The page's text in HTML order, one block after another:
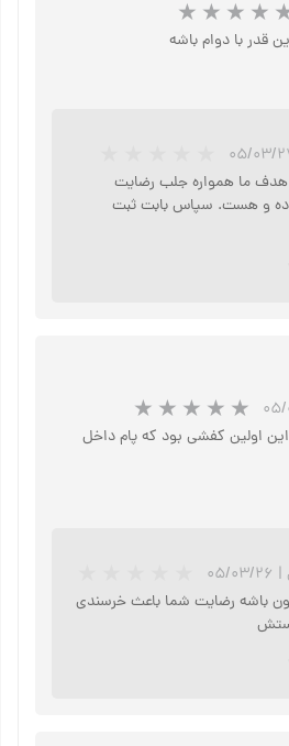
۲۶
اولین کفشی بود که پام داخل
| ۰۵/۰۳/۲۶
باشه رضایت شما باعث خرسندی
قدر با دوام باشه
۰۳/۲۷
هدف ما همواره جلب رضایت
و هست. سپاس بابت ثبت
★